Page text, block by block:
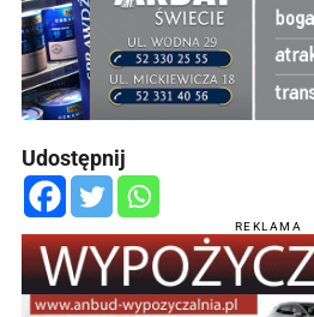
Udostępnij
REKLAMA